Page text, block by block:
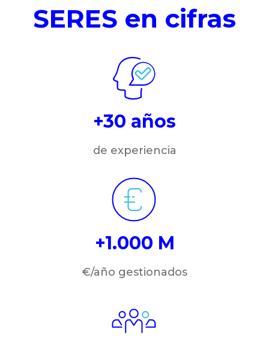
SERES en cifras
+30 años
de experiencia
+1.000 M
€/año gestionados